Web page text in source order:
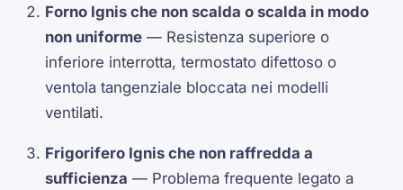
Forno Ignis che non scalda o scalda in modo
non uniforme — Resistenza superiore o
inferiore interrotta, termostato difettoso o
ventola tangenziale bloccata nei modelli
ventilati.
Frigorifero Ignis che non raffredda a
sufficienza — Problema frequente legato a